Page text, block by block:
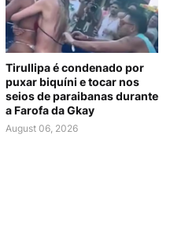
Tirullipa é condenado por
puxar biquíni e tocar nos
seios de paraibanas durante
a Farofa da Gkay
August 06, 2026